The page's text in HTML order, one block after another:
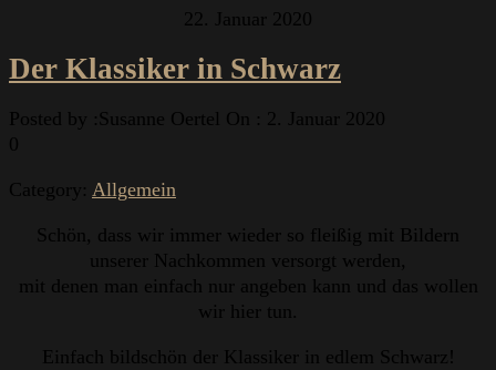
22. Januar 2020
Der Klassiker in Schwarz
Posted by : Susanne Oertel On : 2. Januar 2020
0
Category: Allgemein
Schön, dass wir immer wieder so fleißig mit Bildern
unserer Nachkommen versorgt werden,
mit denen man einfach nur angeben kann und das wollen
wir hier tun.
Einfach bildschön der Klassiker in edlem Schwarz!